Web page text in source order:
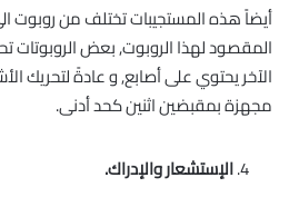
أيضاً هذه المستجيبات تختلف من روبوت
المقصود لهذا الروبوت, بعض
اﻵخر يحتوي على أصابع, و عادةً لتحريك
مجهزة بمقبضين اثنين كحد أدنى.
الإستشعار والإدراك.